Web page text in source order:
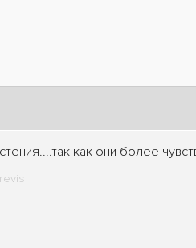
как они более